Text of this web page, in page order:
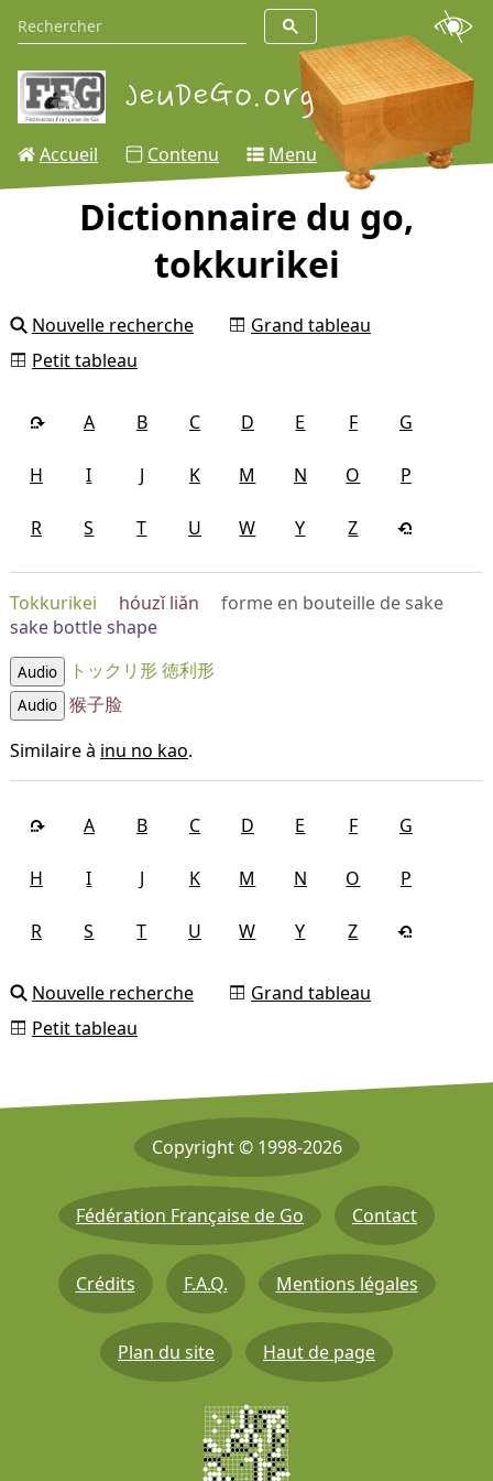
Accueil Contenu Menu
Dictionnaire du go,
tokkurikei
Nouvelle recherche
Grand tableau
Petit tableau
A B C D E F G
H I J K M N O P
R S T U W Y Z
Tokkurikei hóuzǐ liǎn
forme en bouteille de sake
sake bottle shape
Audio トックリ形徳利形
Audio
猴子脸
Similaire à inu no kao.
A B C D E F G
H I J K M N O P
R S T U W Y Z
Nouvelle recherche
Grand tableau
Petit tableau
Copyright © 1998-2026
Fédération Française de Go Contact
Crédits F.A.Q. Mentions légales
Plan du site Haut de page